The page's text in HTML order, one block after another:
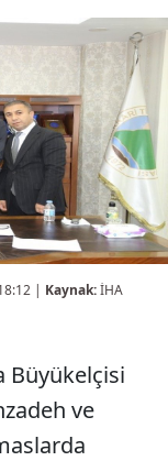
| Kaynak:İHA
Büyükelçisi
ve